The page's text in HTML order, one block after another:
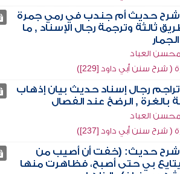
شرح حديث أم جندب في رمي جمرة
ثالثة وترجمة رجال الإسناد , ما
العباد
سنن أبي داود [229])
تراجم رجال إسناد حديث بيان إذهاب
بالغرة , الرضخ عند الفصال
العباد
سنن أبي داود [237])
شرح حديث: (خفت أن أصيب من
يتايع بي حتى أصبح، فظاهرت منها